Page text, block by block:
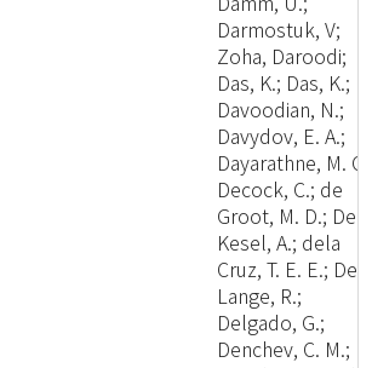
Darmostuk, V;
Zoha, Daroodi;
Das, K.; Das, K.;
Davoodian, N.;
Davydov, E. A.;
Dayarathne, M.
Decock, C.; de
Groot, M. D.; De
Kesel, A.; dela
Cruz, T. E. E.; De
Lange, R.;
Delgado, G.;
Denchev, C. M.;